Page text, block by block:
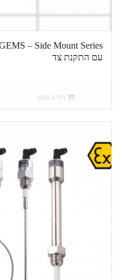
עם התקנת צד
מידע נוסף